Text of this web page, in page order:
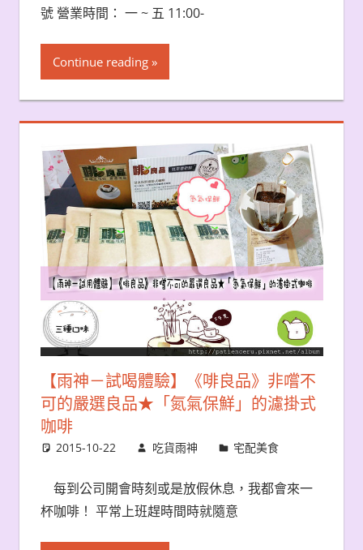
號 營業時間： 一 ~ 五 11:00-
Continue reading
【雨神－試喝體驗】《啡良品》非嚐不
可的嚴選良品★「氮氣保鮮」的濾掛式
咖啡
2015-10-22 吃貨雨神 宅配美食
每到公司開會時刻或是放假休息，我都會來一
杯咖啡！ 平常上班趕時間時就隨意